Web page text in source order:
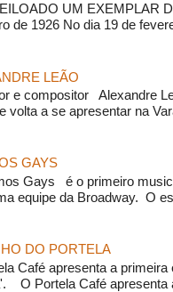
UM EXEMPLAR
de 1926 No dia 19 de
LEÃO
e compositor Alexandre
volta a se apresentar na
GAYS
Gays é o primeiro
equipe da Broadway. O
DO PORTELA
Café apresenta a
O Portela Café apresenta